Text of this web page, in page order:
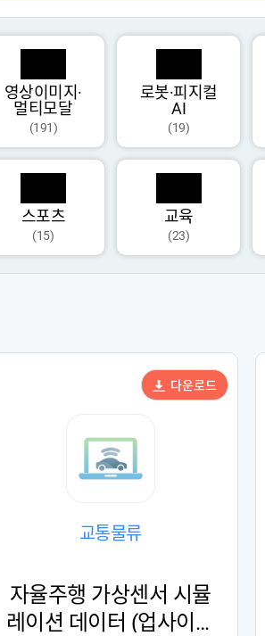
영상이미지·
멀티모달
(191)
로봇·피지컬
AI
(19)
스포츠
(15)
교육
(23)
교통물류
자율주행 가상센서 시뮬
레이션 데이터 (업사이클
다운로드